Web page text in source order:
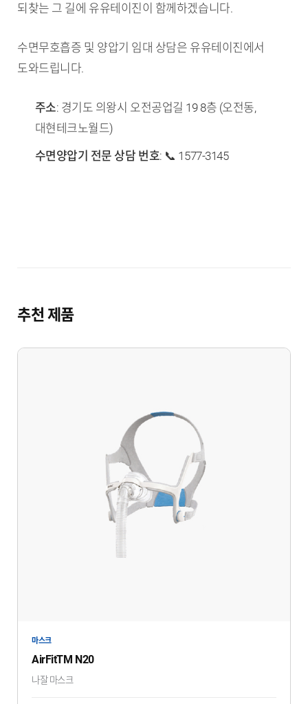
되찾는 그 길에 유유테이진이 함께하겠습니다.
수면무호흡증 및 양압기 임대 상담은 유유테이진에서
도와드립니다.
주소: 경기도 의왕시 오전공업길 19 8층 (오전동,
대현테크노월드)
수면양압기 전문 상담 번호: 📞 1577-3145
추천 제품
마스크
AirFitTM N20
나잘 마스크